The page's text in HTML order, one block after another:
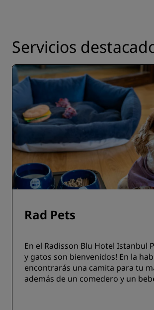
Servicios
Rad Pets
En el Radisson Blu Hotel Istanbul
y gatos son bienvenidos! En la
encontrarás una camita para tu
además de un comedero y un